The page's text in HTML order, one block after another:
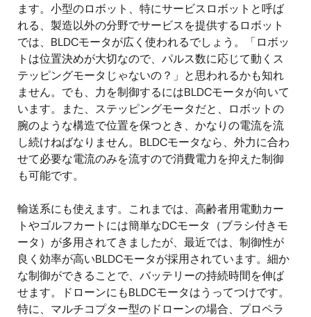
ます。小型のロボット、特にサービスロボットと呼ば
れる、製造以外の分野でサービスを提供するロボット
では、BLDCモータが広く使われるでしょう。「ロボッ
トは位置決めが大切なので、パルス数に応じて動くス
テッピングモータじゃないの？」と思われるかも知れ
ません。でも、力を制御するにはBLDCモータが向いて
います。また、ステッピングモータだと、ロボットの
腕のような構造で位置を保つとき、かなりの電流を流
し続けねばなりません。BLDCモータなら、外力に合わ
せて必要な電流のみを流すので消費電力を抑えた制御
も可能です。
輸送系にも使えます。これまでは、高齢者用電動カー
トやゴルフカートには簡単なDCモータ（ブラシ付きモ
ータ）が多用されてきましたが、最近では、制御性が
良く効率が高いBLDCモータが採用されています。細か
な制御ができることで、バッテリーの持続時間を伸ば
せます。ドローンにもBLDCモータはうってつけです。
特に、マルチコプター型のドローンの場合、プロペラ